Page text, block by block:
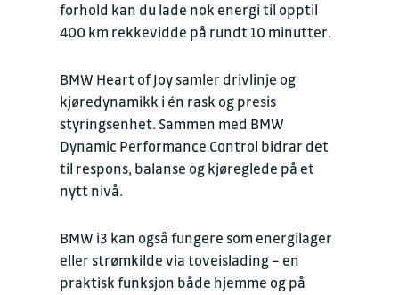
forhold kan du lade nok energi til opptil
400 km rekkevidde på rundt 10 minutter.
BMW Heart of Joy samler drivlinje og
kjøredynamikk i én rask og presis
styringsenhet. Sammen med BMW
Dynamic Performance Control bidrar det
til respons, balanse og kjøreglede på et
nytt nivå.
BMW i3 kan også fungere som energilager
eller strømkilde via toveislading – en
praktisk funksjon både hjemme og på